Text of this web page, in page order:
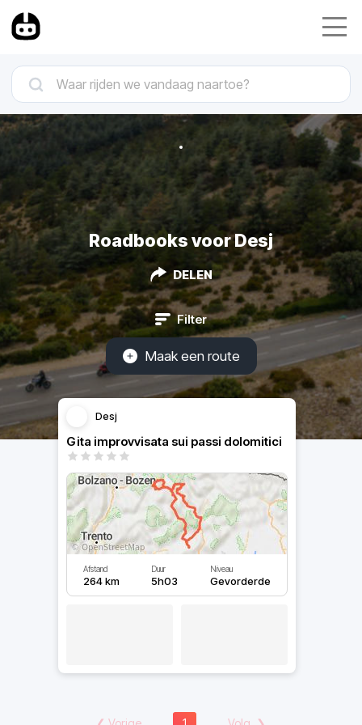
Roadbooks voor Desj
DELEN
Filter
Maak een route
Desj
Gita improvvisata sui passi dolomitici
Afstand
264 km
Duur
5h03
Niveau
Gevorderde